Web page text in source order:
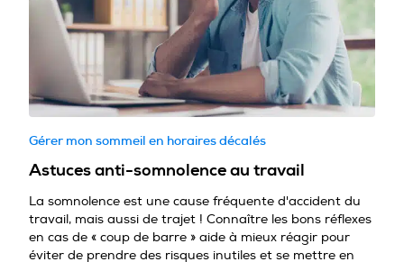
Gérer mon sommeil en horaires décalés
Astuces anti-somnolence au travail
La somnolence est une cause fréquente d'accident du
travail, mais aussi de trajet ! Connaître les bons réflexes
en cas de « coup de barre » aide à mieux réagir pour
éviter de prendre des risques inutiles et se mettre en